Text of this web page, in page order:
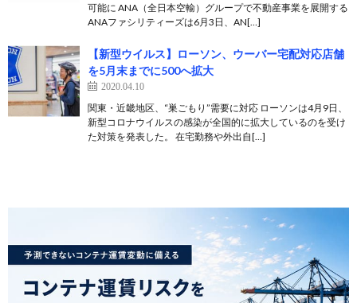
可能に ANA（全日本空輸）グループで不動産事業を展開する
ANAファシリティーズは6月3日、AN[…]
【新型ウイルス】ローソン、ウーバー宅配対応店舗
を5月末までに500へ拡大
2020.04.10
関東・近畿地区、“巣ごもり”需要に対応 ローソンは4月9日、
新型コロナウイルスの感染が全国的に拡大しているのを受け
た対策を発表した。 在宅勤務や外出自[…]